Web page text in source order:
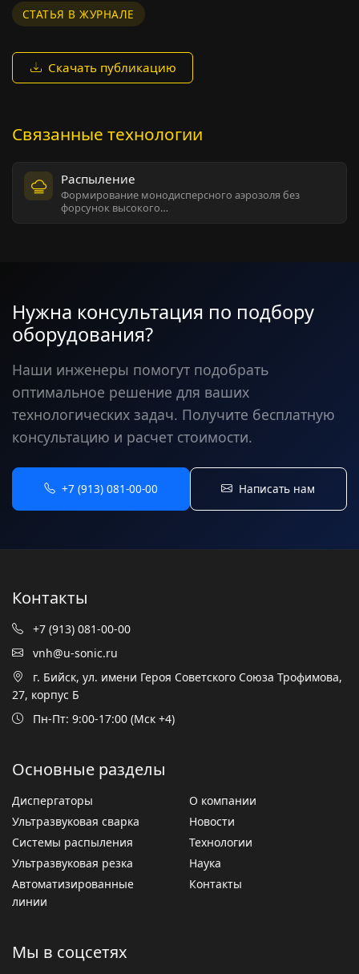
СТАТЬЯ В ЖУРНАЛЕ
Скачать публикацию
Связанные технологии
Распыление
Формирование монодисперсного аэрозоля без
форсунок высокого…
Нужна консультация по подбору
оборудования?
Наши инженеры помогут подобрать
оптимальное решение для ваших
технологических задач. Получите бесплатную
консультацию и расчет стоимости.
+7 (913) 081-00-00 Написать нам
Контакты
+7 (913) 081-00-00
vnh@u-sonic.ru
г. Бийск, ул. имени Героя Советского Союза Трофимова,
27, корпус Б
Пн-Пт: 9:00-17:00 (Мск +4)
Основные разделы
Диспергаторы
Ультразвуковая сварка
Системы распыления
Ультразвуковая резка
Автоматизированные
линии
О компании
Новости
Технологии
Наука
Контакты
Мы в соцсетях